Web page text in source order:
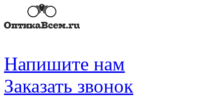
Напишите нам
Заказать звонок